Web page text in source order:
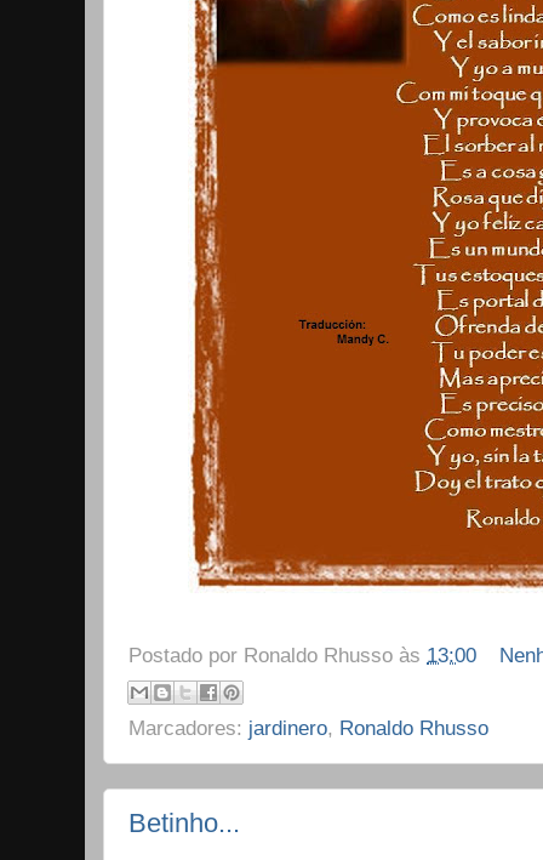
Postado por Ronaldo Rhusso às 13:00
Marcadores: jardinero, Ronaldo Rhusso
Betinho...